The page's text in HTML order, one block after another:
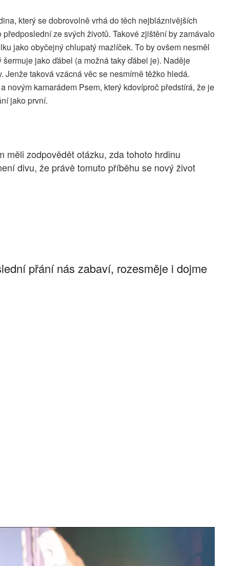
který se dobrovolně vrhá do těch nejbláznivějších
ze svých životů. Takové zjištění by zamávalo
jako obyčejný chlupatý mazlíček. To by ovšem nesměl
jako ďábel (a možná taky ďábel je). Naděje
taková vzácná věc se nesmírně těžko hledá.
kamarádem Psem, který kdovíproč předstírá, že je
jako první.
měli zodpovědět otázku, zda tohoto hrdinu
divu, že právě tomuto příběhu se nový život
přání nás zabaví, rozesměje i dojme